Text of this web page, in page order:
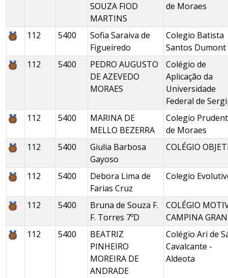
SOUZA FIOD
MARTINS
de Moraes
112 5400
Sofia Saraiva de
Figueiredo
Colegio Batista
Santos Dumont
112
5400
PEDRO AUGUSTO
DE AZEVEDO
MORAES
Colégio de
Aplicação da
Universidade
Federal de
112
5400
MARINA DE
MELLO BEZERRA
Colegio
de Moraes
112
5400
Giulia Barbosa
Gayoso
COLÉGIO
112 5400
Debora Lima de
Farias Cruz
Colegio
112 5400
Bruna de Souza F.
F. Torres 7ºD
COLÉGIO
CAMPINA
112
5400
BEATRIZ
PINHEIRO
MOREIRA DE
ANDRADE
Colégio Ari de
Cavalcante -
Aldeota